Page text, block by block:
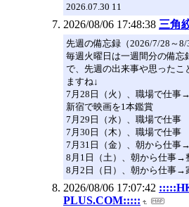
2026.07.30 11
2026/08/06 17:48:38 三角
先週の備忘録（2026/7/28～8/3
毎週火曜日は一週間分の備忘
で、先週の出来事や思ったこ
ますね↓
7月28日（火）、職場で仕
新宿で映画を1本鑑賞
7月29日（水）、職場で仕事
7月30日（木）、職場で仕事
7月31日（金）、朝から仕事
8月1日（土）、朝から仕事→
8月2日（日）、朝から仕事→
2026/08/06 17:07:42
PLUS.COM:::::